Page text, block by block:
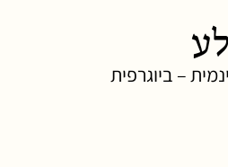
– ביוגרפית